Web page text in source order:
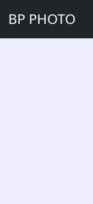
BP PHOTO